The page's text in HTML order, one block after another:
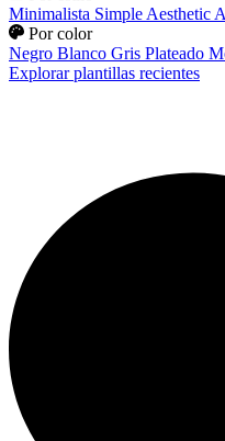
Minimalista Simple Aesthetic
Por color
Negro Blanco Gris Plateado
Explorar plantillas recientes